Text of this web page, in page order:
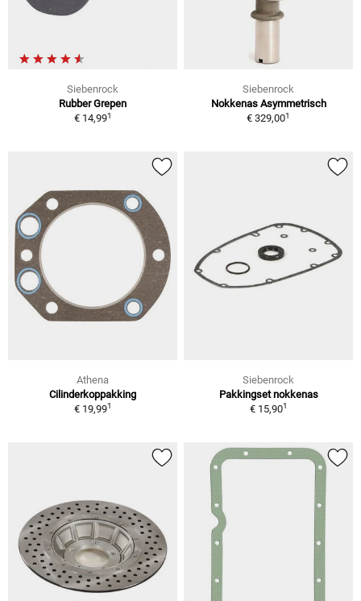
Siebenrock
Rubber Grepen
€ 14,991
Siebenrock
Nokkenas Asymmetrisch
€ 329,001
Athena
Cilinderkoppakking
€ 19,991
Siebenrock
Pakkingset nokkenas
€ 15,901